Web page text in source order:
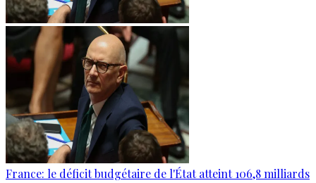
France: le déficit budgétaire de l'État atteint 106,8 milliards